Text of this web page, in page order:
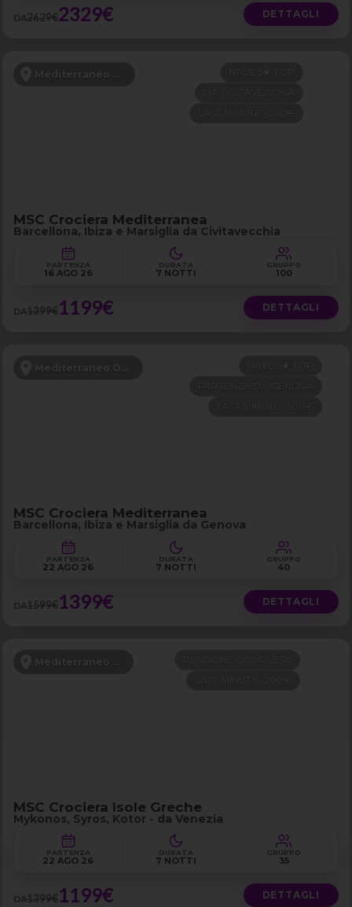
DA2629€2329€ DETTAGLI
Mediterraneo Occidentale
MSC Crociera Mediterranea
Barcellona, Ibiza e Marsiglia da Civitavecchia
PARTENZA
16 AGO 26
DURATA
7 NOTTI
GRUPPO
100
DA1399€1199€ DETTAGLI
Mediterraneo Occidentale
NAVE 5★ TOP
MSC Crociera Mediterranea
Barcellona, Ibiza e Marsiglia da Genova
PARTENZA
22 AGO 26
DURATA
7 NOTTI
GRUPPO
40
DA1599€1399€ DETTAGLI
Mediterraneo Orientale
MSC Crociera Isole Greche
Mykonos, Syros, Kotor - da Venezia
PARTENZA
22 AGO 26
DURATA
7 NOTTI
GRUPPO
35
DA1399€1199€ DETTAGLI